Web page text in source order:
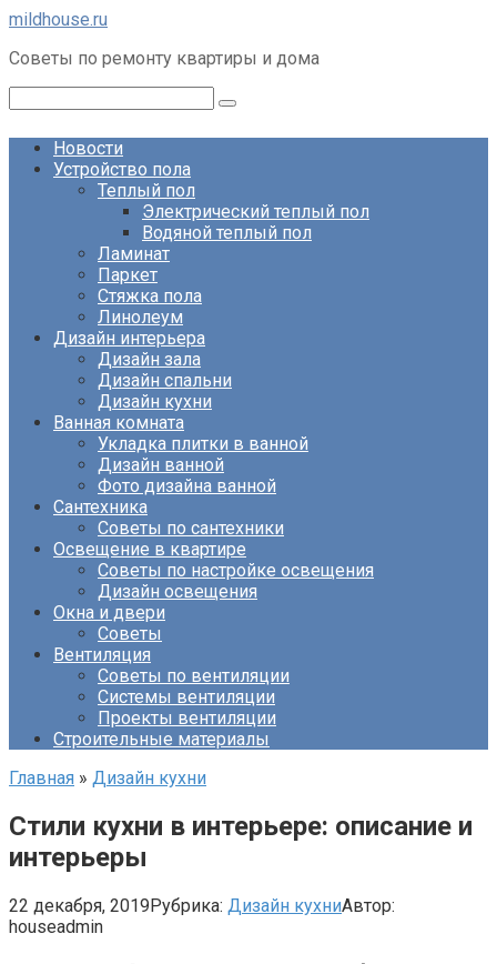
Перейти
контенту
mildhouse.ru
Советы по ремонту квартиры и дома
Новости
Устройство пола
Теплый пол
Электрический теплый пол
Водяной теплый пол
Ламинат
Паркет
Стяжка пола
Линолеум
Дизайн интерьера
Дизайн зала
Дизайн спальни
Дизайн кухни
Ванная комната
Укладка плитки в ванной
Дизайн ванной
Фото дизайна ванной
Сантехника
Советы по сантехники
Освещение в квартире
Советы по настройке освещения
Дизайн освещения
Окна и двери
Советы
Вентиляция
Советы по вентиляции
Системы вентиляции
Проекты вентиляции
Строительные материалы
Главная » Дизайн кухни
Стили кухни в интерьере: описание и
интерьеры
22 декабря, 2019Рубрика: Дизайн кухниАвтор:
houseadmin